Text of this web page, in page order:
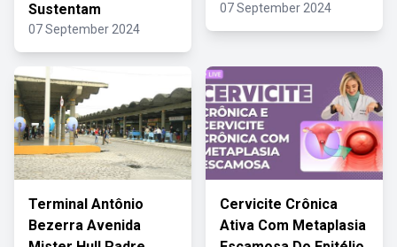
Sustentam
07 September 2024
07 September 2024
Terminal Antônio
Bezerra Avenida
Cervicite Crônica
Ativa Com Metaplasia